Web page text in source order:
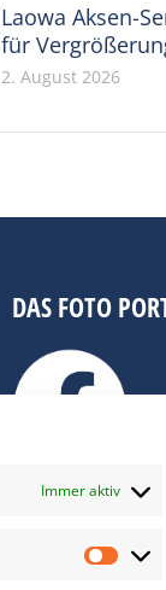
Immer aktiv
Laowa Aksen-
für
2. August 2026
DAS FOTO